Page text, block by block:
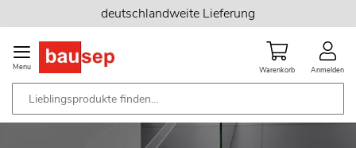
Inhalt
springen
deutschlandweite Lieferung
Menu Warenkorb Anmelden